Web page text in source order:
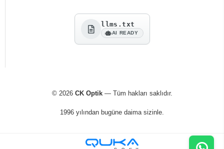
llms.txt
AI READY
© 2026 CK Optik— Tüm hakları saklıdır.
1996 yılından bugüne daima sizinle.